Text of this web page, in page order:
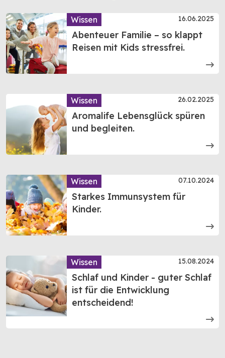
Wissen 16.06.2025
Abenteuer Familie – so klappt
Reisen mit Kids stressfrei.
Wissen 26.02.2025
Aromalife Lebensglück spüren
und begleiten.
Wissen 07.10.2024
Starkes Immunsystem für
Kinder.
Wissen 15.08.2024
Schlaf und Kinder - guter Schlaf
ist für die Entwicklung
entscheidend!